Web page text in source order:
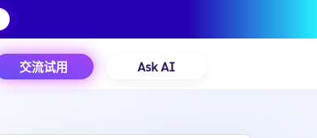
交流试用 Ask AI